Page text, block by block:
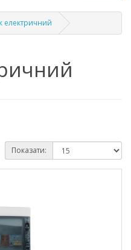
електричний
Показати: